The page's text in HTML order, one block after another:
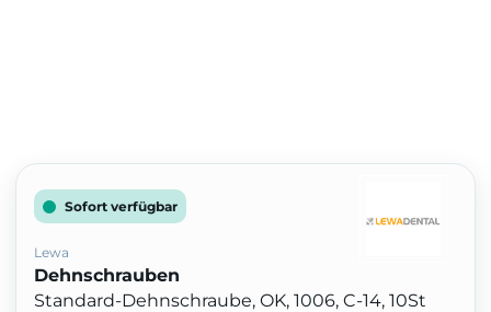
Sofort verfügbar
Lewa
Dehnschrauben
Standard-Dehnschraube, OK, 1006, C-14, 10St